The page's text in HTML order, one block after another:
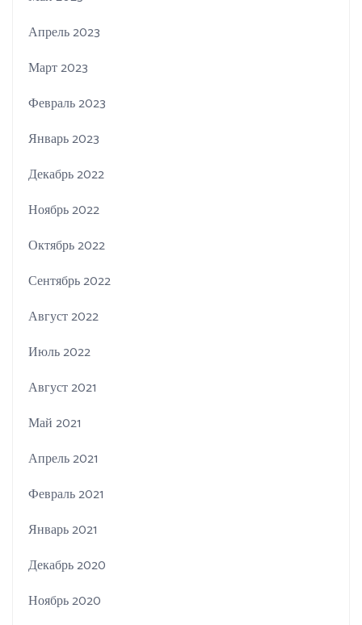
Апрель 2023
Март 2023
Февраль 2023
Январь 2023
Декабрь 2022
Ноябрь 2022
Октябрь 2022
Сентябрь 2022
Август 2022
Июль 2022
Август 2021
Май 2021
Апрель 2021
Февраль 2021
Январь 2021
Декабрь 2020
Ноябрь 2020